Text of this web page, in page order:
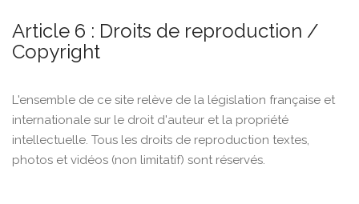
Article 6 : Droits de reproduction /
Copyright
L'ensemble de ce site relève de la législation française et
internationale sur le droit d'auteur et la propriété
intellectuelle. Tous les droits de reproduction textes,
photos et vidéos (non limitatif) sont réservés.